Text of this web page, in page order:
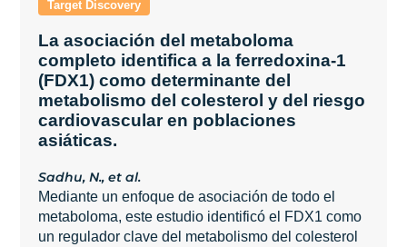
La asociación del metaboloma
completo identifica a la ferredoxina-1
(FDX1) como determinante del
metabolismo del colesterol y del riesgo
cardiovascular en poblaciones
asiáticas.
Sadhu, N., et al.
Mediante un enfoque de asociación de todo el
metaboloma, este estudio identificó el FDX1 como
un regulador clave del metabolismo del colesterol